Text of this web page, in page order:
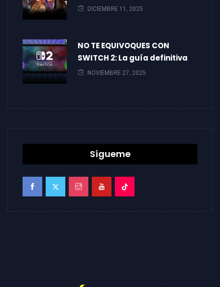
DICIEMBRE 11, 2025
NO TE EQUIVOQUES CON
SWITCH 2: La guía definitiva
NOVIEMBRE 27, 2025
Sígueme